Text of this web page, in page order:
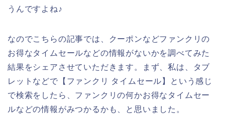
うんですよね♪
なのでこちらの記事では、クーポンなどファンクリの
お得なタイムセールなどの情報がないかを調べてみた
結果をシェアさせていただきます。まず、私は、タブ
レットなどで【ファンクリ タイムセール】という感じ
で検索をしたら、ファンクリの何かお得なタイムセー
ルなどの情報がみつかるかも、と思いました。